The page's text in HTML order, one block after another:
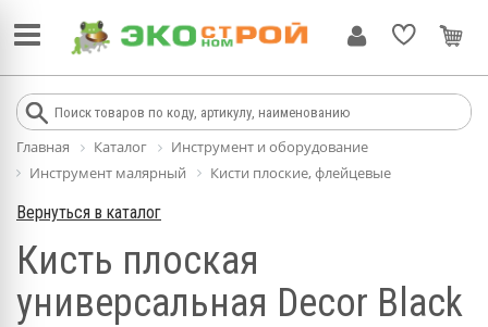
Главная Каталог
Инструмент и оборудование
Инструмент малярный
Кисти плоские, флейцевые
Вернуться в каталог
Кисть плоская
универсальная Decor Black